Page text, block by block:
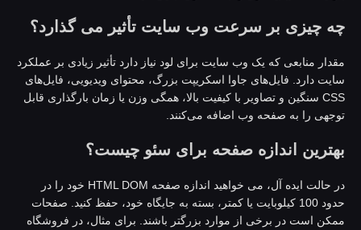
چیزی بر سرعت وب سایت تأثیر می گذارد؟
منابعی که یک وب سایت برای لود نیاز دارد تأثیر زیادی بر عملکرد
دارد. فایل‌های جاوا اسکریپت بزرگ، محتوای ویدیویی، فایل‌های
CSS سنگین و تصاویر با کیفیت بالا، همگی وزن یا زمان بارگذاری قابل
را به صفحه وب اضافه می‌کنند.
اندازه صفحه برای سئو چیست؟
در حالت ایده آل، می خواهید اندازه صفحه HTML DOM خود را در
حدود 100 کیلوبایت یا کمتر، بسته به جایگاه خود، حفظ کنید. صفحات
است در برخی از موارد بزرگتر باشند. برای مثال، در فروشگاه